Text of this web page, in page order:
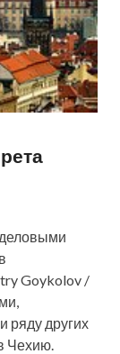
Goykolov /
ряду других
Чехию.